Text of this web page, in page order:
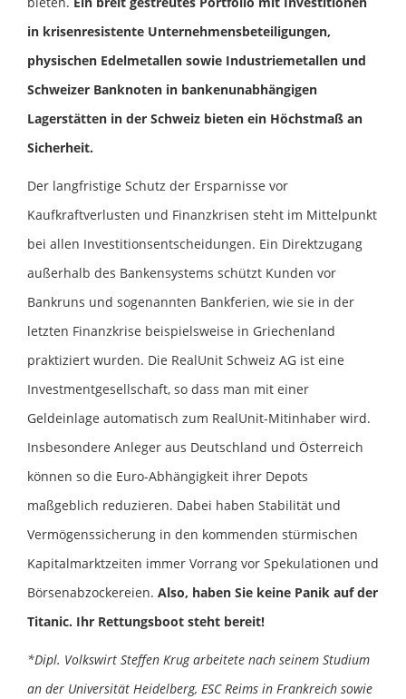
in krisenresistente Unternehmensbeteiligungen,
physischen Edelmetallen sowie Industriemetallen und
Schweizer Banknoten in bankenunabhängigen
Lagerstätten in der Schweiz bieten ein Höchstmaß an
Sicherheit.
Der langfristige Schutz der Ersparnisse vor
Kaufkraftverlusten und Finanzkrisen steht im Mittelpunkt
bei allen Investitionsentscheidungen. Ein Direktzugang
außerhalb des Bankensystems schützt Kunden vor
Bankruns und sogenannten Bankferien, wie sie in der
letzten Finanzkrise beispielsweise in Griechenland
praktiziert wurden. Die RealUnit Schweiz AG ist eine
Investmentgesellschaft, so dass man mit einer
Geldeinlage automatisch zum RealUnit-Mitinhaber wird.
Insbesondere Anleger aus Deutschland und Österreich
können so die Euro-Abhängigkeit ihrer Depots
maßgeblich reduzieren. Dabei haben Stabilität und
Vermögenssicherung in den kommenden stürmischen
Kapitalmarktzeiten immer Vorrang vor Spekulationen und
Börsenabzockereien. Also, haben Sie keine Panik auf der
Titanic. Ihr Rettungsboot steht bereit!
*Dipl. Volkswirt Steffen Krug arbeitete nach seinem Studium
an der Universität Heidelberg, ESC Reims in Frankreich sowie